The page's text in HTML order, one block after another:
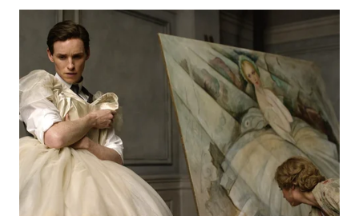
WN
CIANJUR
WN
KEPULAUAN
SERIBU
WN
TANGERANG
WN